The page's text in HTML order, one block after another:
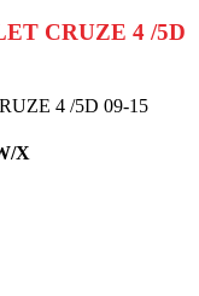
CRUZE 4 /5D
X